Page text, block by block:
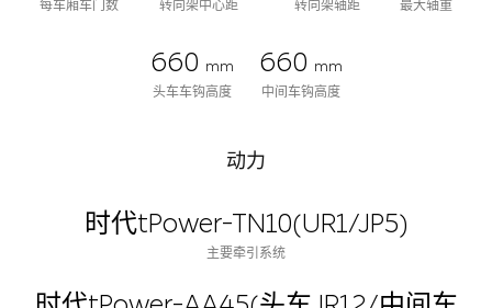
每车厢车门数
转向架中心距
转向架轴距
最大轴重
660 mm
头车车钩高度
660 mm
中间车钩高度
动力
时代tPower-TN10(UR1/JP5)
主要牵引系统